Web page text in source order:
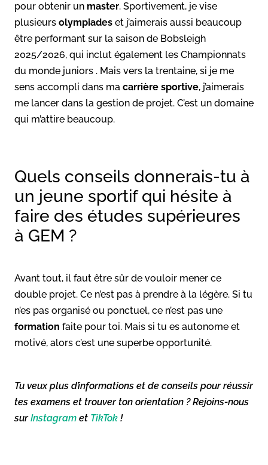
pour obtenir un master. Sportivement, je vise
plusieurs olympiades et j’aimerais aussi beaucoup
être performant sur la saison de Bobsleigh
2025/2026, qui inclut également les Championnats
du monde juniors . Mais vers la trentaine, si je me
sens accompli dans ma carrière sportive, j’aimerais
me lancer dans la gestion de projet. C’est un domaine
qui m’attire beaucoup.
Quels conseils donnerais-tu à
un jeune sportif qui hésite à
faire des études supérieures
à GEM ?
Avant tout, il faut être sûr de vouloir mener ce
double projet. Ce n’est pas à prendre à la légère. Si tu
n’es pas organisé ou ponctuel, ce n’est pas une
formation faite pour toi. Mais si tu es autonome et
motivé, alors c’est une superbe opportunité.
Tu veux plus d’informations et de conseils pour réussir
tes examens et trouver ton orientation ? Rejoins-nous
surInstagram et TikTok !